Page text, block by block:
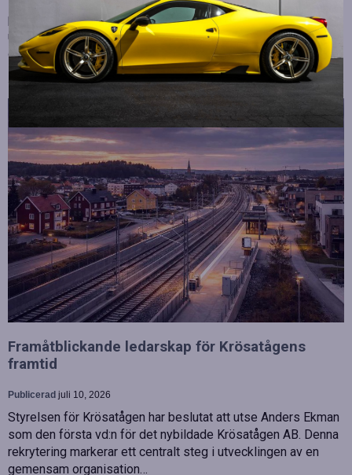
professionell disciplin där varje millisekund kan avgöra
utgången av en tävling. Spelare lägger stor vikt vid hårdvara
och spelmekaniker, men…
Framåtblickande ledarskap för Krösatågens
framtid
Publicerad juli 10, 2026
Styrelsen för Krösatågen har beslutat att utse Anders Ekman
som den första vd:n för det nybildade Krösatågen AB. Denna
rekrytering markerar ett centralt steg i utvecklingen av en
gemensam organisation…